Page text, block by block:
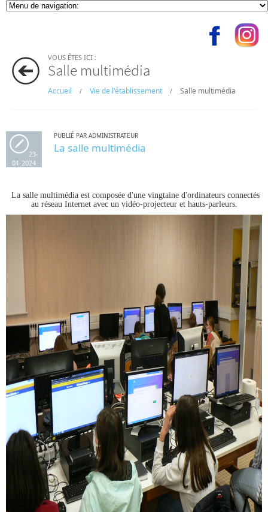
VOUS ÊTES ICI :
Salle multimédia
Accueil / Vie de l'établissement / Salle multimédia
23-
01-2024
PUBLIÉ PAR ADMINISTRATEUR
La salle multimédia
La salle multimédia est composée d'une vingtaine d'ordinateurs connectés
au réseau Internet avec un vidéo-projecteur et hauts-parleurs.